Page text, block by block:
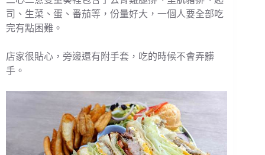
司、生菜、蛋、番茄等，份量好大，一個人要全部吃
完有點困難。
店家很貼心，旁邊還有附手套，吃的時候不會弄髒
手。